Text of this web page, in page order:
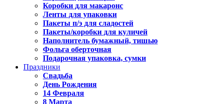
Коробки для макаронс
Ленты для упаковки
Пакеты п/э для сладостей
Пакеты/коробки для куличей
Наполнитель бумажный, тишью
Фольга оберточная
Подарочная упаковка, сумки
Праздники
Свадьба
День Рождения
14 Февраля
8 Марта